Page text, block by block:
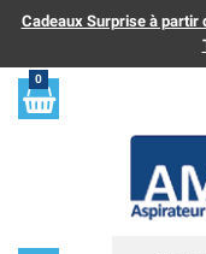
Cadeaux Surprise à partir
0